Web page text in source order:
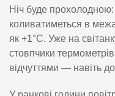
Ніч буде
коливатиметься в
як +1°C. Уже на
стовпчики
відчуттями — навіть